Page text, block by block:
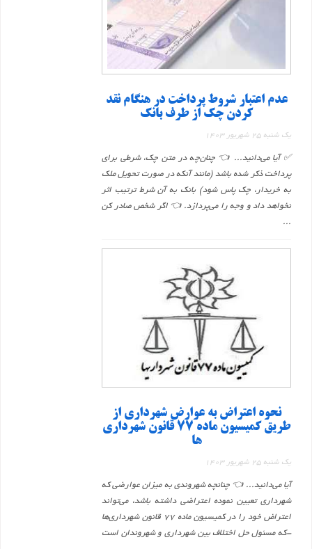
عدم اعتبار شروط پرداخت در هنگام نقد
کردن چک از طرف بانک
یک شنبه 25 شهریور 1403
✅ آیا می‌دانید... 👈 چنان‌چه در متن چک، شرطی برای
پرداخت ذکر شده باشد (مانند آنکه در صورت تحویل ملک
به خریدار، چک پاس شود) بانک به آن شرط ترتیب اثر
نخواهد داد و وجه را می‌پردازد. 👈 اگر شخص صادر کن
...
نحوه اعتراض به عوارض شهرداری از
طریق کمیسیون ماده 77 قانون شهرداری
ها
یک شنبه 25 شهریور 1403
آیا می‌دانید... 👈 چنانچه شهروندی به میزان عوارضی که
شهرداری تعیین نموده اعتراضی داشته باشد، می‌تواند
اعتراض خود را در کمیسیون ماده ۷۷ قانون شهرداری‌ها
-که مسئول حل اختلاف بین شهرداری و شهروندان است